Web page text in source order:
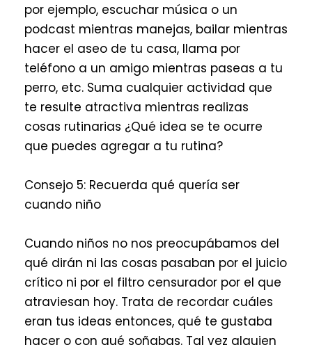
por ejemplo, escuchar música o un
podcast mientras manejas, bailar mientras
hacer el aseo de tu casa, llama por
teléfono a un amigo mientras paseas a tu
perro, etc. Suma cualquier actividad que
te resulte atractiva mientras realizas
cosas rutinarias ¿Qué idea se te ocurre
que puedes agregar a tu rutina?
Consejo 5: Recuerda qué quería ser
cuando niño
Cuando niños no nos preocupábamos del
qué dirán ni las cosas pasaban por el juicio
crítico ni por el filtro censurador por el que
atraviesan hoy. Trata de recordar cuáles
eran tus ideas entonces, qué te gustaba
hacer o con qué soñabas. Tal vez alguien